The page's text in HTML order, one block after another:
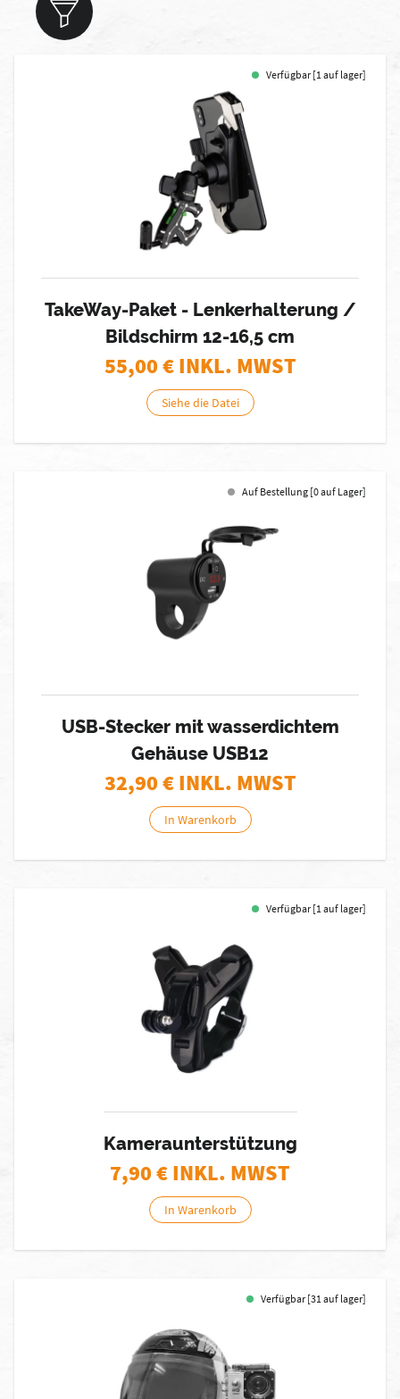
Verfügbar [1 auf lager]
TakeWay-Paket - Lenkerhalterung /
Bildschirm 12-16,5 cm
55,00€ INKL. MWST
Siehe die Datei
Auf Bestellung [0 auf Lager]
USB-Stecker mit wasserdichtem
Gehäuse USB12
32,90€ INKL. MWST
In Warenkorb
Verfügbar [1 auf lager]
Kameraunterstützung
7,90€ INKL. MWST
In Warenkorb
Verfügbar [31 auf lager]